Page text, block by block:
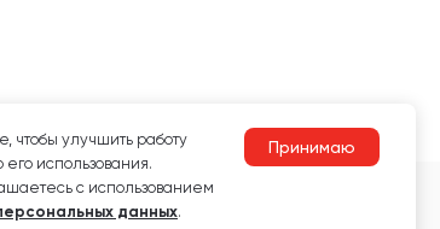
чтобы улучшить работу
его использования.
с использованием
данных.
Принимаю